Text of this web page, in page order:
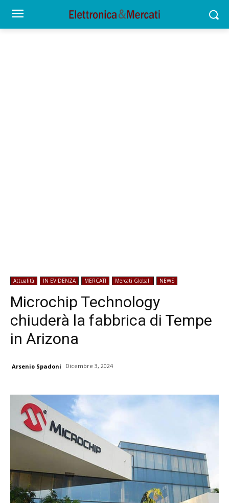
Attualità IN EVIDENZA MERCATI Mercati Globali NEWS
Microchip Technology
chiuderà la fabbrica di Tempe
in Arizona
Arsenio Spadoni Dicembre 3, 2024